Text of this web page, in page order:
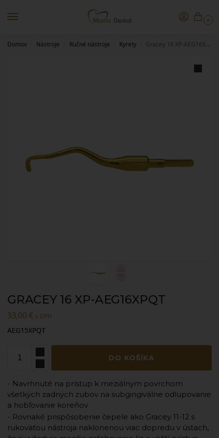
0
Domov Nástroje Ručné nástroje Kyrety Gracey 16 XP-AEG16XPQT
GRACEY 16 XP-AEG16XPQT
33,00 € s DPH
AEG15XPQT
DO KOŠÍKA
- Navrhnuté na prístup k meziálnym povrchom
všetkých zadných zubov na subgingiválne odlupovanie
a hobľovanie koreňov
- Rovnaké prispôsobenie čepele ako Gracey 11-12 s
rukoväťou nástroja naklonenou viac dopredu v ústach,